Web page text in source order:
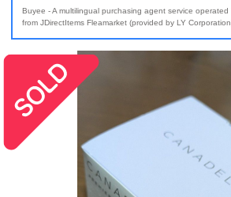
Buyee - A multilingual purchasing agent service
from JDirectItems Fleamarket (provided by LY